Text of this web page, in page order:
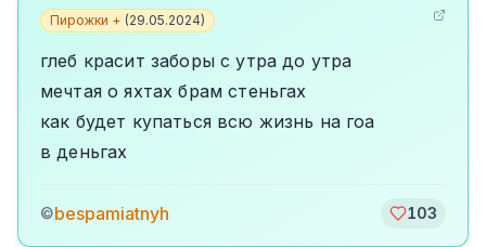
Пирожки + (29.05.2024)
глеб красит заборы с утра до утра
мечтая о яхтах брам стеньгах
как будет купаться всю жизнь на гоа
в деньгах
©bespamiatnyh 103